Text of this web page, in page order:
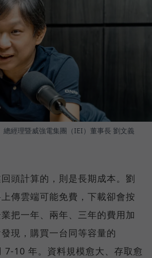
總經理暨威強電集團（IEI）董事長 劉文義
頭計算的，則是長期成本。劉
傳雲端可能免費，下載卻會按
把一年、兩年、三年的費用加
現，購買一台同等容量的
7-10 年。資料規模愈大、存取愈